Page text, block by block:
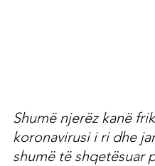
Shumë njerëz kanë
koronavirusi i ri dhe
shumë të shqetësuar